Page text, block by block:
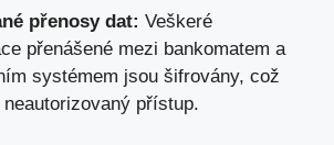
přenosy dat: Veškeré
přenášené mezi bankomatem a
systémem jsou šifrovány, což
přístup.